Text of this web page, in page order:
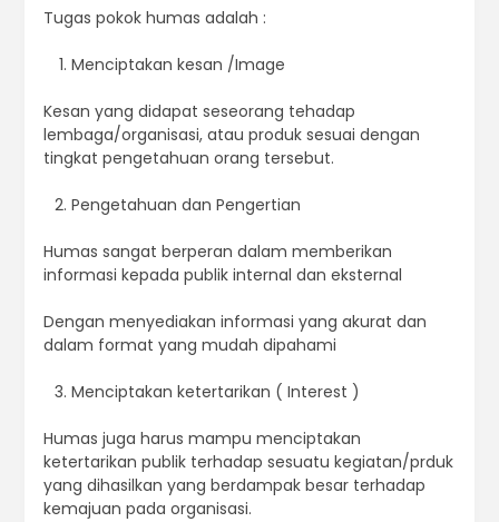
Tugas pokok humas adalah :
Menciptakan kesan /Image
Kesan yang didapat seseorang tehadap
lembaga/organisasi, atau produk sesuai dengan
tingkat pengetahuan orang tersebut.
Pengetahuan dan Pengertian
Humas sangat berperan dalam memberikan
informasi kepada publik internal dan eksternal
Dengan menyediakan informasi yang akurat dan
dalam format yang mudah dipahami
Menciptakan ketertarikan ( Interest )
Humas juga harus mampu menciptakan
ketertarikan publik terhadap sesuatu kegiatan/prduk
yang dihasilkan yang berdampak besar terhadap
kemajuan pada organisasi.